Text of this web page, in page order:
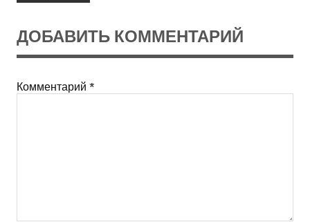
ДОБАВИТЬ КОММЕНТАРИЙ
Комментарий *